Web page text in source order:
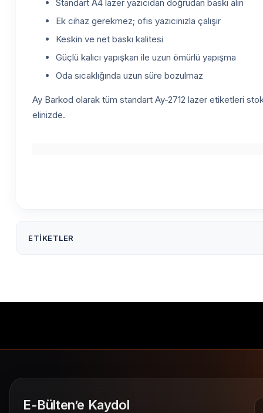
Standart A4 lazer yazıcıdan doğrudan baskı alın
Ek cihaz gerekmez; ofis yazıcınızla çalışır
Keskin ve net baskı kalitesi
Güçlü kalıcı yapışkan ile uzun ömürlü yapışma
Oda sıcaklığında uzun süre bozulmaz
Ay Barkod olarak tüm standart Ay-2712 lazer etiketleri
elinizde.
ETIKETLER
E-Bülten’e Kaydol